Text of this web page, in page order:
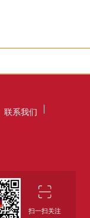
联系我们
扫一扫关注